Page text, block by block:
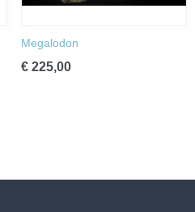
Megalodon
€ 225,00